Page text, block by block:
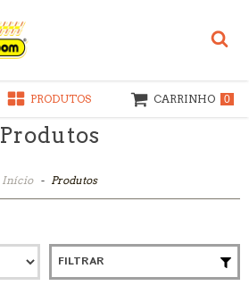
PRODUTOS CARRINHO 0
Produtos
Início - Produtos
FILTRAR